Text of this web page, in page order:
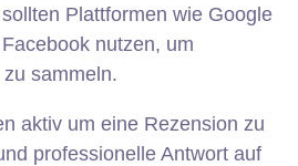
Plattformen wie Google
nutzen, um
sammeln.
aktiv um eine Rezension zu
professionelle Antwort auf